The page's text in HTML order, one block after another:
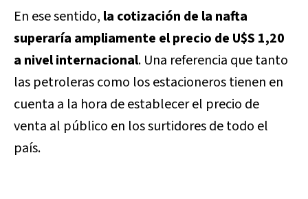
En ese sentido, la cotización de la nafta
superaría ampliamente el precio de U$S 1,20
a nivel internacional. Una referencia que tanto
las petroleras como los estacioneros tienen en
cuenta a la hora de establecer el precio de
venta al público en los surtidores de todo el
país.